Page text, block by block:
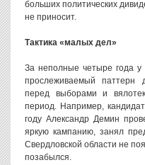
больших политических
не приносит.
Тактика «малых дел»
За неполные четыре года
прослеживаемый паттерн
перед выборами и
период. Например,
году Александр Демин
яркую кампанию, занял
Свердловской области не
позабылся.